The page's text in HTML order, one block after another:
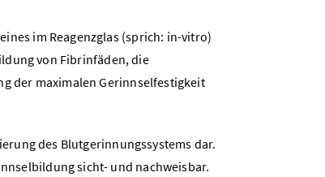
im Reagenzglas (sprich: in-vitro)
von Fibrinfäden, die
der maximalen Gerinnselfestigkeit
des Blutgerinnungssystems dar.
sicht- und nachweisbar.